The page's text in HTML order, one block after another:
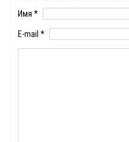
Имя *
E-mail *